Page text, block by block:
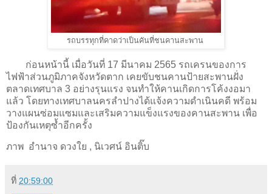
รถบรรทุกที่คาดว่าเป็นคันที่ชนคานสะพาน
ก่อนหน้านี้ เมื่อวันที่ 17 มีนาคม 2565 รถเครนของการ
ไฟฟ้าส่วนภูมิภาคจังหวัดตาก เคยขับชนคานป้ายสะพานฝั่ง
ตลาดเทศบาล 3 อย่างรุนแรง จนทำให้คานเกิดการโค้งงอมา
แล้ว โดยทางเทศบาลนครลำปางได้แจ้งความดำเนินคดี พร้อม
วางแผนซ่อมแซมและเสริมความแข็งแรงของคานสะพาน เพื่อ
ป้องกันเหตุซ้ำอีกครั้ง
ภาพ อำนาจ ดวงใย , นิเวศน์ อินติ๊บ
ที่ 20:59:00